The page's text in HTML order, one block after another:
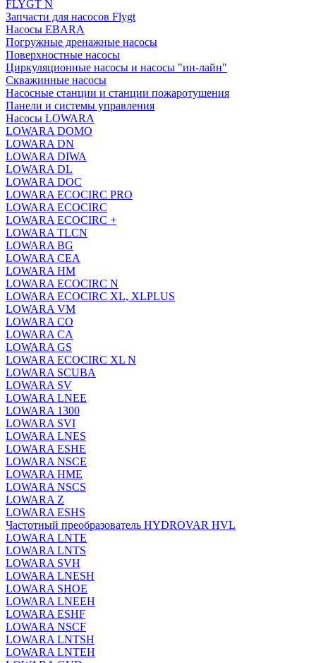
FLYGT N
Запчасти для насосов Flygt
Насосы EBARA
Погружные дренажные насосы
Поверхностные насосы
Циркуляционные насосы и насосы "ин-лайн"
Скважинные насосы
Насосные станции и станции пожаротушения
Панели и системы управления
Насосы LOWARA
LOWARA DOMO
LOWARA DN
LOWARA DIWA
LOWARA DL
LOWARA DOC
LOWARA ECOCIRC PRO
LOWARA ECOCIRC
LOWARA ECOCIRC +
LOWARA TLCN
LOWARA BG
LOWARA CEA
LOWARA HM
LOWARA ECOCIRC N
LOWARA ECOCIRC XL, XLPLUS
LOWARA VM
LOWARA CO
LOWARA CA
LOWARA GS
LOWARA ECOCIRC XL N
LOWARA SCUBA
LOWARA SV
LOWARA LNEE
LOWARA 1300
LOWARA SVI
LOWARA LNES
LOWARA ESHE
LOWARA NSCE
LOWARA HME
LOWARA NSCS
LOWARA Z
LOWARA ESHS
Частотный преобразователь HYDROVAR HVL
LOWARA LNTE
LOWARA LNTS
LOWARA SVH
LOWARA LNESH
LOWARA SHOE
LOWARA LNEEH
LOWARA ESHF
LOWARA NSCF
LOWARA LNTSH
LOWARA LNTEH